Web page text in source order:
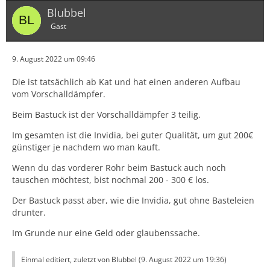
https://shop.bastuck2.de/index.php?cat=…
040020&detail=1
Im Nachhinein würde ich die Invidia kaufen.
Blubbel
Gast
9. August 2022 um 09:46
Die ist tatsächlich ab Kat und hat einen anderen Aufbau
vom Vorschalldämpfer.
Beim Bastuck ist der Vorschalldämpfer 3 teilig.
Im gesamten ist die Invidia, bei guter Qualität, um gut 200€
günstiger je nachdem wo man kauft.
Wenn du das vorderer Rohr beim Bastuck auch noch
tauschen möchtest, bist nochmal 200 - 300 € los.
Der Bastuck passt aber, wie die Invidia, gut ohne Basteleien
drunter.
Im Grunde nur eine Geld oder glaubenssache.
Einmal editiert, zuletzt von Blubbel (9. August 2022 um 19:36)